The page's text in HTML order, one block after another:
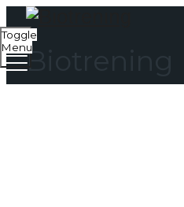
Biotrening
Toggle
Menu